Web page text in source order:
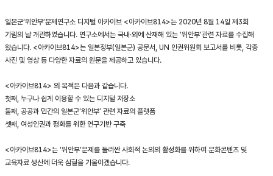
일본군‘위안부’문제연구소 디지털 아카이브 <아카이브814>는 2020년 8월 14일 제3회
기림의 날 개관하였습니다. 연구소에서는 국내·외에 산재해 있는 ‘위안부’관련 자료를 수집해
왔습니다. <아카이브814>는 일본정부(일본군) 공문서, UN 인권위원회 보고서를 비롯, 각종
사진 및 영상 등 다양한 자료의 원문을 제공하고 있습니다.
<아카이브814> 의 목적은 다음과 같습니다.
첫째, 누구나 쉽게 이용할 수 있는 디지털 저장소
둘째, 공공과 민간의 일본군‘위안부’ 관련 자료의 플랫폼
셋째, 여성인권과 평화를 위한 연구기반 구축
<아카이브814>는 ‘위안부’문제를 둘러싼 사회적 논의의 활성화를 위하여 문화콘텐츠 및
교육자료 생산에 더욱 심혈을 기울이겠습니다.